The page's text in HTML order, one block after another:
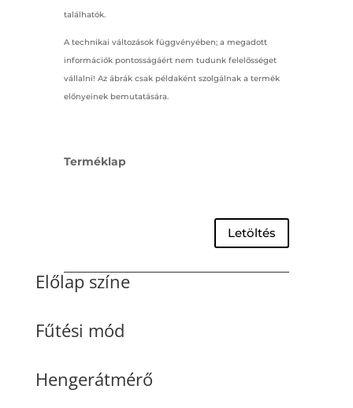
találhatók.
A technikai változások függvényében; a megadott
információk pontosságáért nem tudunk felelősséget
vállalni! Az ábrák csak példaként szolgálnak a termék
előnyeinek bemutatására.
Terméklap
Letöltés
Előlap színe
Fűtési mód
Hengerátmérő